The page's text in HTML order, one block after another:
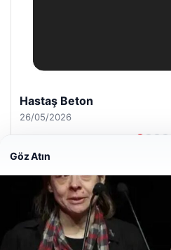
Prenses Night Club
29/04/2026
© 2026 Haber Nehir
Web sitemizi nasıl kullandığınızı
Göz Atın